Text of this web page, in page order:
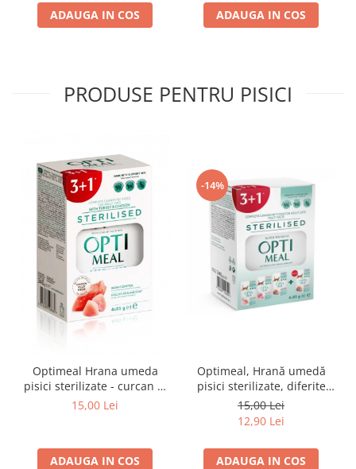
ADAUGA IN COS ADAUGA IN COS
PRODUSE PENTRU PISICI
Optimeal Hrana umeda
pisici sterilizate - curcan si
pui in sos, set 3+1,
15,00 Lei
ADAUGA IN COS
-14%
Optimeal, Hrană umedă
pisici sterilizate, diferite
arome, (3+1), 0.34kg
15,00 Lei
12,90 Lei
ADAUGA IN COS